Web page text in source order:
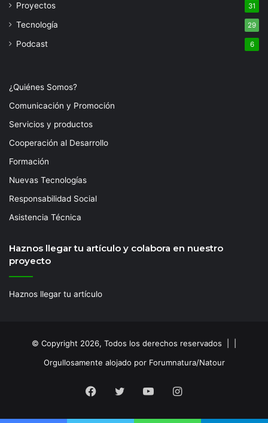
Proyectos 31
Tecnología 29
Podcast 6
¿Quiénes Somos?
Comunicación y Promoción
Servicios y productos
Cooperación al Desarrollo
Formación
Nuevas Tecnologías
Responsabilidad Social
Asistencia Técnica
Haznos llegar tu artículo y colabora en nuestro
proyecto
Haznos llegar tu artículo
© Copyright 2026, Todos los derechos reservados | |
Orgullosamente alojado por Forumnatura/Natour
Facebook
TwitterYouTubeInstagram